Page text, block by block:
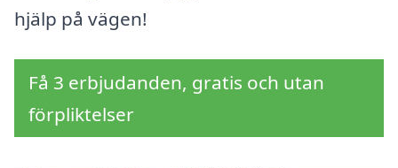
hjälp på vägen!
Få 3 erbjudanden, gratis och utan
förpliktelser